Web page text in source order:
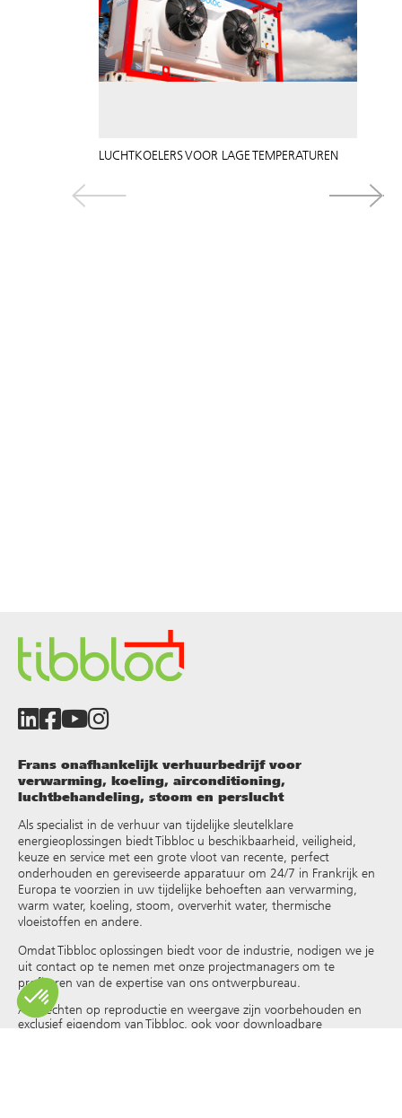
LUCHTKOELERS VOOR LAGE TEMPERATUREN
Frans onafhankelijk verhuurbedrijf voor
verwarming, koeling, airconditioning,
luchtbehandeling, stoom en perslucht
Als specialist in de verhuur van tijdelijke sleutelklare
energieoplossingen biedt Tibbloc u beschikbaarheid, veiligheid,
keuze en service met een grote vloot van recente, perfect
onderhouden en gereviseerde apparatuur om 24/7 in Frankrijk en
Europa te voorzien in uw tijdelijke behoeften aan verwarming,
warm water, koeling, stoom, oververhit water, thermische
vloeistoffen en andere
Omdat Tibbloc oplossingen biedt voor de industrie, nodigen we je
uit contact op te nemen met onze projectmanagers om te
profiteren van de expertise van ons ontwerpbureau.
Alle rechten op reproductie en weergave zijn voorbehouden en
exclusief eigendom van Tibbloc, ook voor downloadbare